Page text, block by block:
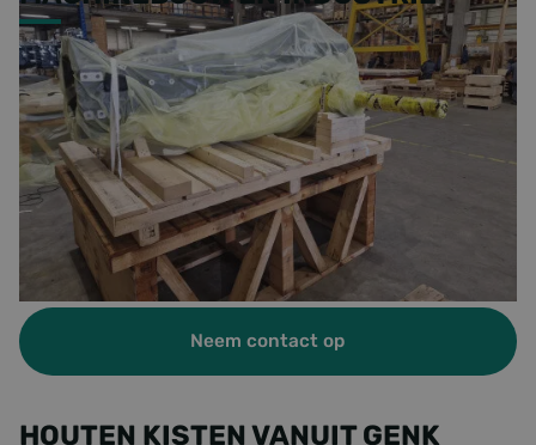
Wij leveren regelmatig aan bedrijven in de machinebouw, de
metaalverwerkende industrie en aanverwante sectoren.
Lange houten kisten voor uitstekende componenten,
verstevigde uitvoeringen voor zware onderdelen: wij passen
de constructie aan op wat uw product vraagt. Een
verzwaarde bodem of extra verstevigingen horen tot de
mogelijkheden wanneer de situatie daarom vraagt. Onze
medewerkers in Genk adviseren u over de uitvoering die bij
uw product en uw branche past.
Neem contact op
HOUTEN KISTEN VANUIT GENK